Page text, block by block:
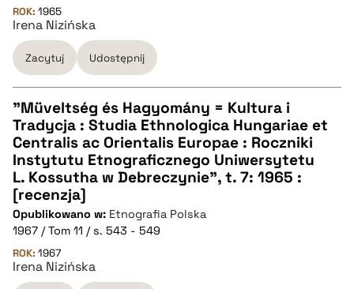
ROK: 1965
Irena Nizińska
Zacytuj Udostępnij
CZYSTY TEKST
pobierz cytat
BIBTEX
"Müveltség és Hagyomány = Kultura i
Tradycja : Studia Ethnologica Hungariae et
Centralis ac Orientalis Europae : Roczniki
Instytutu Etnograficznego Uniwersytetu
L. Kossutha w Debreczynie", t. 7: 1965 :
[recenzja]
Opublikowano w: Etnografia Polska
1967 / Tom 11 / s. 543 - 549
ROK: 1967
Irena Nizińska